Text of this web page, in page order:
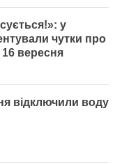
у
чутки про
вересня
відключили воду